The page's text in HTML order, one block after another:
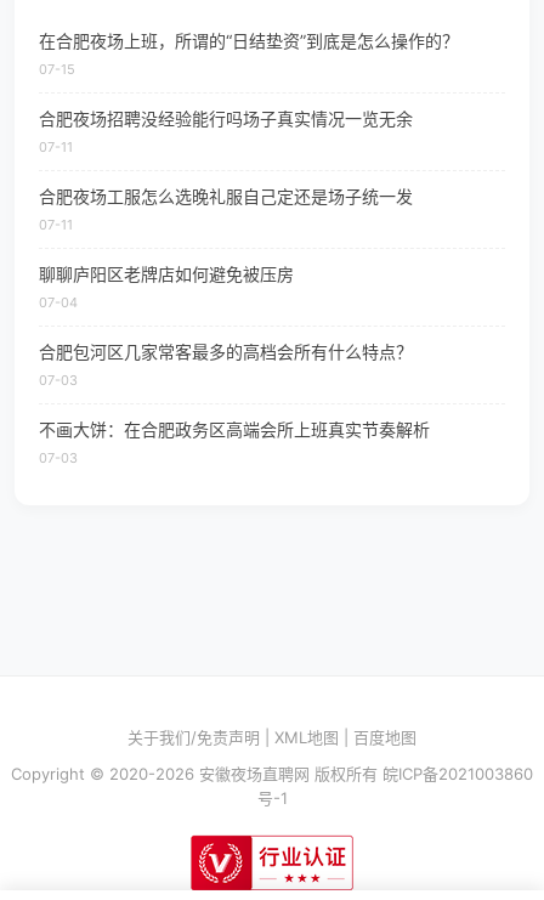
在合肥夜场上班，所谓的“日结垫资”到底是怎么操作的？
07-15
合肥夜场招聘没经验能行吗场子真实情况一览无余
07-11
合肥夜场工服怎么选晚礼服自己定还是场子统一发
07-11
聊聊庐阳区老牌店如何避免被压房
07-04
合肥包河区几家常客最多的高档会所有什么特点？
07-03
不画大饼：在合肥政务区高端会所上班真实节奏解析
07-03
关于我们/免责声明 XML地图
百度地图
Copyright © 2020-2026 安徽夜场直聘网 版权所有 皖ICP备2021003860
号-1